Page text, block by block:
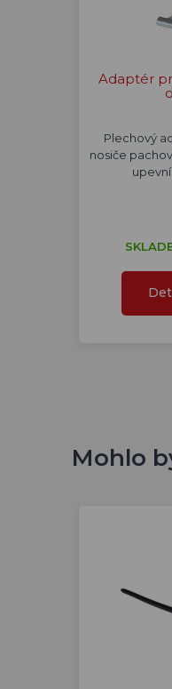
Adaptér
Plechový
nosiče
Mohlo